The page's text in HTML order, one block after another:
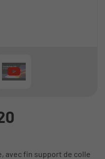
avec fin support de colle